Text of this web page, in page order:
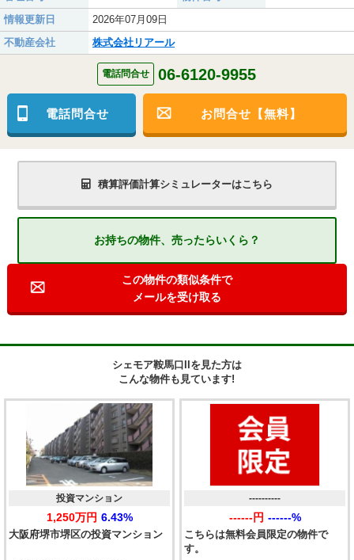
情報更新日
2026年07月09日
不動産会社
株式会社リアール
電話問合せ 06-6120-9955
電話問合せ お問合せ【無料】
積算評価計算シミュレーターはこちら
お持ちの物件、売ったらいくら？
この物件の類似条件で
メールを受け取る
シェモア鞍馬口IIを見た方は
こんな物件も見ています!
大阪府堺市堺区の投資マンション
投資マンション
1,250万円 6.43%
こちらは無料会員限定の物件で
す。
----------
------円 ------%